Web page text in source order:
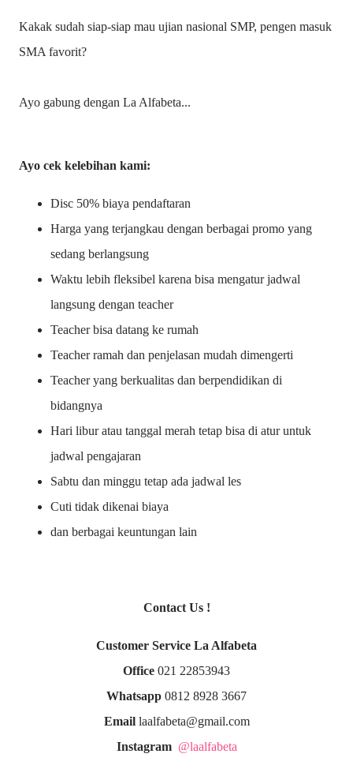
Kakak sudah siap-siap mau ujian nasional SMP, pengen masuk
SMA favorit?
Ayo gabung dengan La Alfabeta...
Ayo cek kelebihan kami:
Disc 50% biaya pendaftaran
Harga yang terjangkau dengan berbagai promo yang
sedang berlangsung
Waktu lebih fleksibel karena bisa mengatur jadwal
langsung dengan teacher
Teacher bisa datang ke rumah
Teacher ramah dan penjelasan mudah dimengerti
Teacher yang berkualitas dan berpendidikan di
bidangnya
Hari libur atau tanggal merah tetap bisa di atur untuk
jadwal pengajaran
Sabtu dan minggu tetap ada jadwal les
Cuti tidak dikenai biaya
dan berbagai keuntungan lain
Contact Us !
Customer Service La Alfabeta
Office 021 22853943
Whatsapp 0812 8928 3667
Emaillaalfabeta@gmail.com
Instagram @laalfabeta